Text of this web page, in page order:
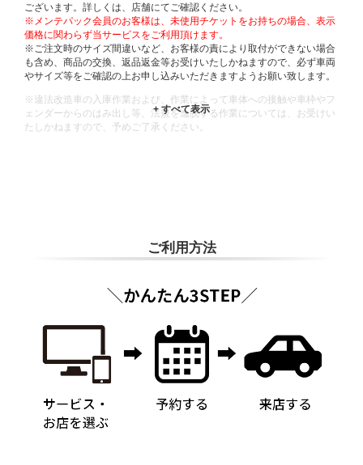
ございます。詳しくは、店舗にてご確認ください。
※メンテパック会員のお客様は、未使用チケットをお持ちの場合、表示
価格に関わらず当サービスをご利用頂けます。
※ご注文時のサイズ間違いなど、お客様の責により取付ができない場合
も含め、商品の交換、返品返金等お受けいたしかねますので、必ず車両
やサイズ等をご確認の上お申し込みいただきますようお願い致します。
※違法改造車の入庫作業および、作業によって車体への接触や車枠やフ
ェンダーからのはみ出し等、法規を逸脱する作業については、お受けい
たしかねますので、予めご了承ください。
ご利用方法